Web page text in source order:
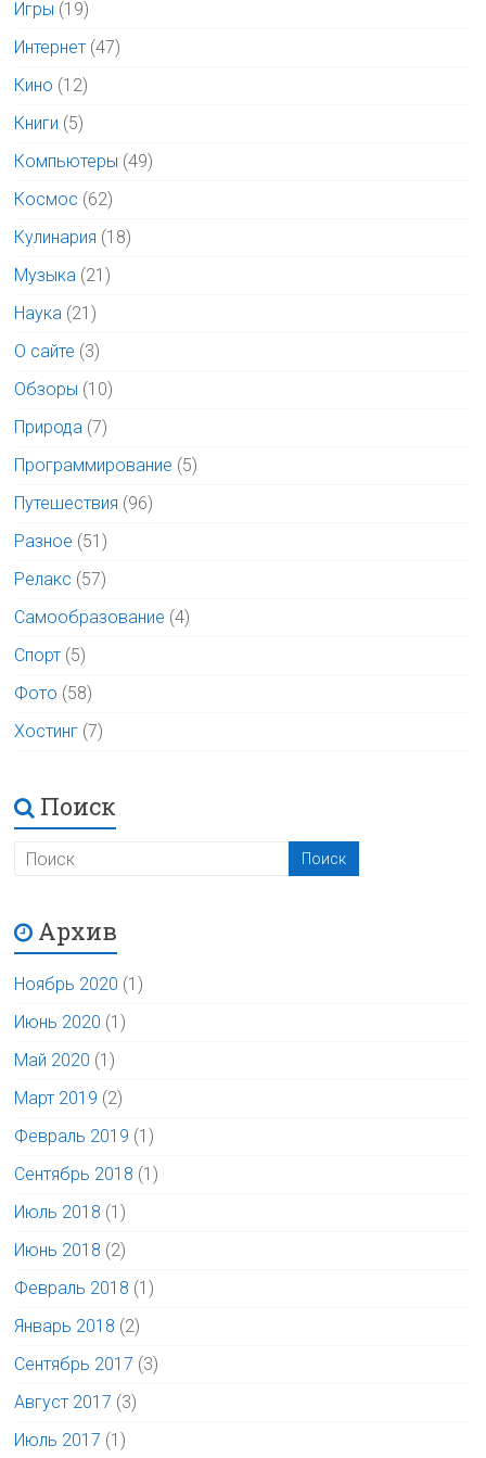
Игры (19)
Интернет (47)
Кино (12)
Книги (5)
Компьютеры (49)
Космос (62)
Кулинария (18)
Музыка (21)
Наука (21)
О сайте (3)
Обзоры (10)
Природа (7)
Программирование (5)
Путешествия (96)
Разное (51)
Релакс (57)
Самообразование (4)
Спорт (5)
Фото (58)
Хостинг (7)
Поиск
Архив
Ноябрь 2020 (1)
Июнь 2020 (1)
Май 2020 (1)
Март 2019 (2)
Февраль 2019 (1)
Сентябрь 2018 (1)
Июль 2018 (1)
Июнь 2018 (2)
Февраль 2018 (1)
Январь 2018 (2)
Сентябрь 2017 (3)
Август 2017 (3)
Июль 2017 (1)